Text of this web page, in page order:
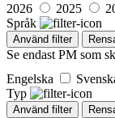
2026
2025
Språk
Använd filter
Se endast PM som
Engelska
Typ
Använd filter